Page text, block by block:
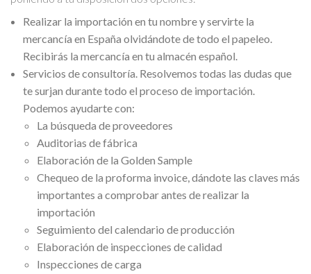
Realizar la importación en tu nombre y servirte la
mercancía en España olvidándote de todo el papeleo.
Recibirás la mercancía en tu almacén español.
Servicios de consultoría. Resolvemos todas las dudas que
te surjan durante todo el proceso de importación.
Podemos ayudarte con:
La búsqueda de proveedores
Auditorias de fábrica
Elaboración de la Golden Sample
Chequeo de la proforma invoice, dándote las claves más
importantes a comprobar antes de realizar la
importación
Seguimiento del calendario de producción
Elaboración de inspecciones de calidad
Inspecciones de carga